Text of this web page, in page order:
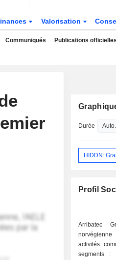
Valorisation
Communiqués Publications officielles
Durée
HIDDN:
Profil
Arribatec
activités
segments :